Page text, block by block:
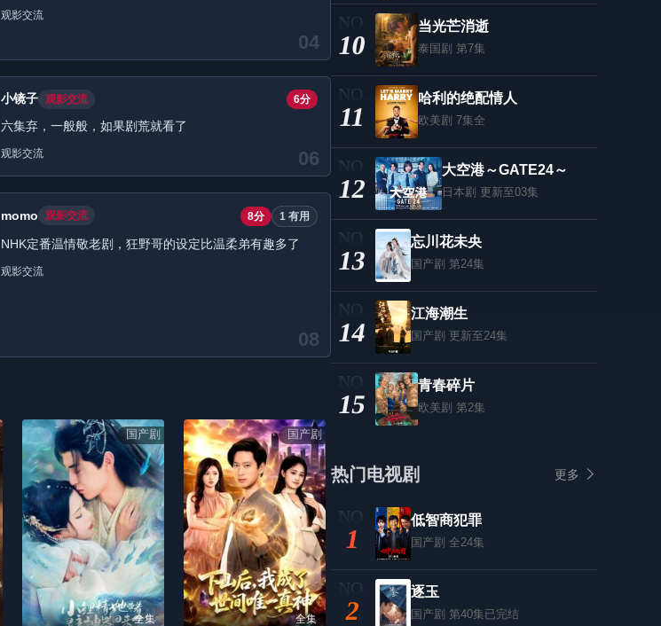
04
观影交流
06
小镜子 观影交流 6分
六集弃，一般般，如果剧荒就看了
观影交流
08
momo 观影交流 8分 1 有用
NHK定番温情敬老剧，狂野哥的设定比温柔弟有趣多了
观影交流
国产剧
全集
国产剧
全集
10
当光芒消逝
泰国剧 第7集
11
哈利的绝配情人
欧美剧 7集全
12
大空港～GATE24～
日本剧 更新至03集
13
忘川花未央
国产剧 第24集
14
江海潮生
国产剧 更新至24集
15
青春碎片
欧美剧 第2集
热门电视剧 更多
1
低智商犯罪
国产剧 全24集
2
逐玉
国产剧 第40集已完结